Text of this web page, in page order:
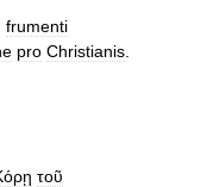
frumenti
pro Christianis
τοῦ